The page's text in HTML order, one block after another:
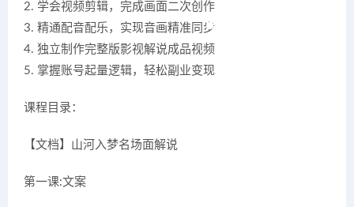
2. 学会视频剪辑，完成画面二次创作
3. 精通配音配乐，实现音画精准同步
4. 独立制作完整版影视解说成品视频
5. 掌握账号起量逻辑，轻松副业变现
课程目录：
【文档】山河入梦名场面解说
第一课:文案